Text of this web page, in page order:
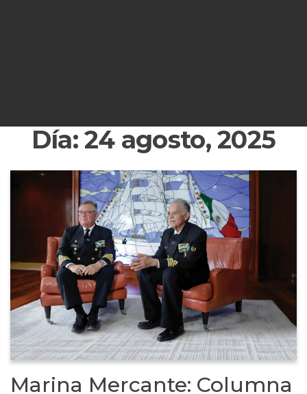
Día:24 agosto, 2025
Marina Mercante: Columna